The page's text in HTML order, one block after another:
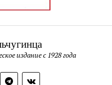
издание с 1928 года